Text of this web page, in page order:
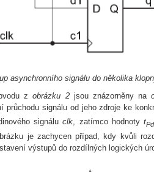
asynchronního signálu do několika
zobrázku 2 jsou znázorněny na
průchodu signálu od jeho zdroje ke
signáluclk, zatímco hodnoty t
je zachycen případ, kdy kvůli
výstupů do rozdílných logických